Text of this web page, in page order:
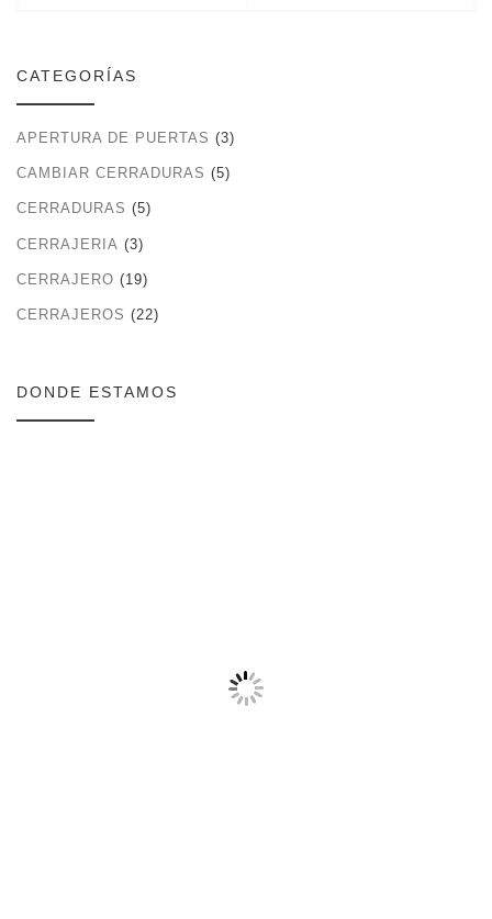
CATEGORÍAS
APERTURA DE PUERTAS (3)
CAMBIAR CERRADURAS (5)
CERRADURAS (5)
CERRAJERIA (3)
CERRAJERO (19)
CERRAJEROS (22)
DONDE ESTAMOS